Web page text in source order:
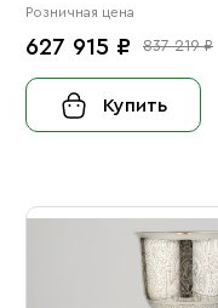
Розничная цена
627 915 ₽ 837 219 ₽
Купить